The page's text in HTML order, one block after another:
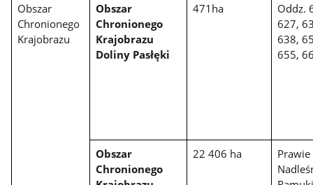
Obszar
Chronionego
Krajobrazu
Obszar
Chronionego
Krajobrazu
Doliny Pasłęki
471ha
Oddz.
627,
638,
655,
Obszar
Chronionego
22 406 ha
Prawie